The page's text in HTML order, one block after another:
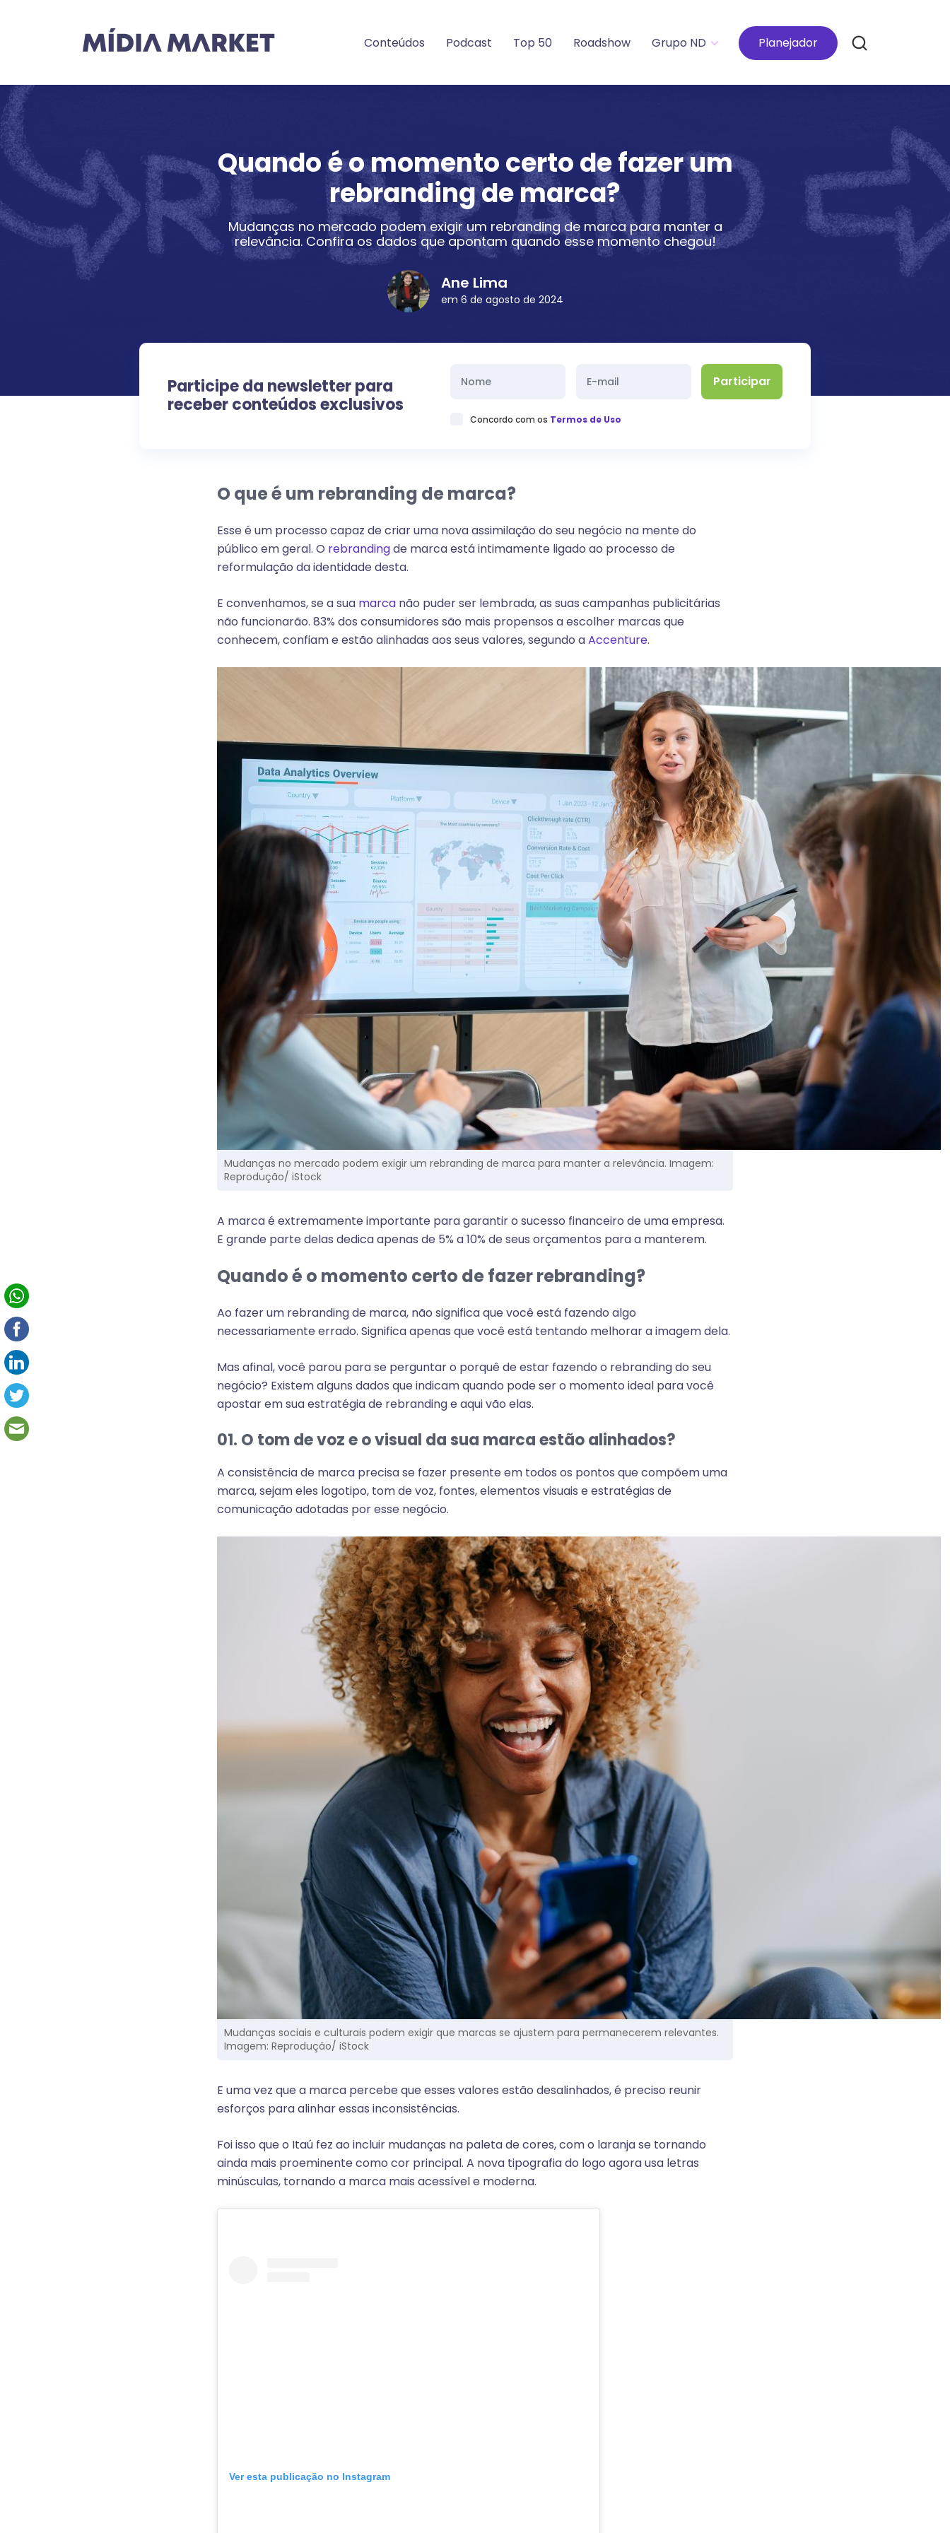
Conteúdos Podcast Top 50 Roadshow Grupo ND Planejador
Quando é o momento certo de fazer um
rebranding de marca?
Mudanças no mercado podem exigir um rebranding de marca para manter a
relevância. Confira os dados que apontam quando esse momento chegou!
Ane Lima
em 6 de agosto de 2024
Participe da newsletter para
receber conteúdos exclusivos
Concordo com os Termos de Uso
O que é um rebranding de marca?
Esse é um processo capaz de criar uma nova assimilação do seu negócio na mente do
público em geral. O rebrandingde marca está intimamente ligado ao processo de
reformulação da identidade desta.
E convenhamos, se a sua marca não puder ser lembrada, as suas campanhas publicitárias
não funcionarão. 83% dos consumidores são mais propensos a escolher marcas que
conhecem, confiam e estão alinhadas aos seus valores, segundo aAccenture.
Mudanças no mercado podem exigir um rebranding de marca para manter a relevância. Imagem:
Reprodução/ iStock
A marca é extremamente importante para garantir o sucesso financeiro de uma empresa.
E grande parte delas dedica apenas de 5% a 10% de seus orçamentos para a manterem.
Quando é o momento certo de fazer rebranding?
Ao fazer um rebranding de marca, não significa que você está fazendo algo
necessariamente errado. Significa apenas que você está tentando melhorar a imagem dela.
Mas afinal, você parou para se perguntar o porquê de estar fazendo o rebranding do seu
negócio? Existem alguns dados que indicam quando pode ser o momento ideal para você
apostar em sua estratégia de rebranding e aqui vão elas.
01. O tom de voz e o visual da sua marca estão alinhados?
A consistência de marca precisa se fazer presente em todos os pontos que compõem uma
marca, sejam eles logotipo, tom de voz, fontes, elementos visuais e estratégias de
comunicação adotadas por esse negócio.
Mudanças sociais e culturais podem exigir que marcas se ajustem para permanecerem relevantes.
Imagem: Reprodução/ iStock
E uma vez que a marca percebe que esses valores estão desalinhados, é preciso reunir
esforços para alinhar essas inconsistências.
Foi isso que o Itaú fez ao incluir mudanças na paleta de cores, com o laranja se tornando
ainda mais proeminente como cor principal. A nova tipografia do logo agora usa letras
minúsculas, tornando a marca mais acessível e moderna.
Ver esta publicação no Instagram